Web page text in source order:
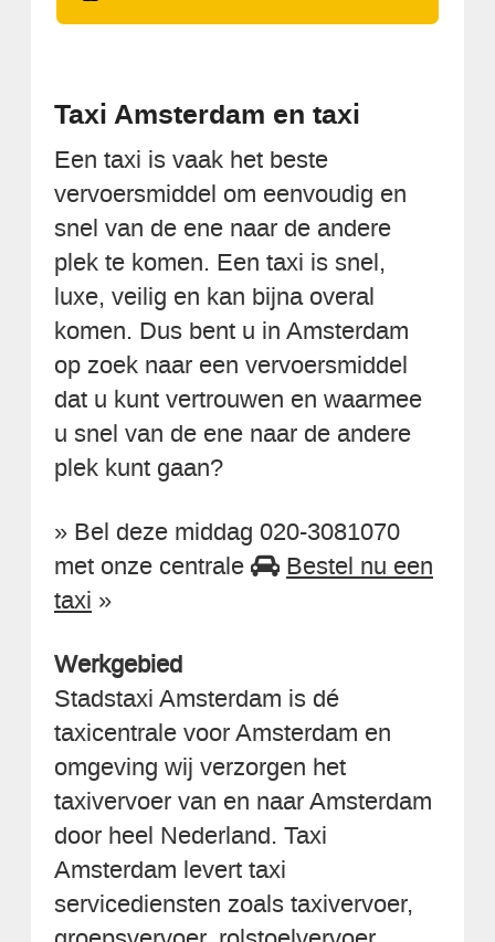
Taxi Amsterdam en taxi
Een taxi is vaak het beste
vervoersmiddel om eenvoudig en
snel van de ene naar de andere
plek te komen. Een taxi is snel,
luxe, veilig en kan bijna overal
komen. Dus bent u in Amsterdam
op zoek naar een vervoersmiddel
dat u kunt vertrouwen en waarmee
u snel van de ene naar de andere
plek kunt gaan?
» Bel deze middag 020-3081070
met onze centrale
Bestel nu een
taxi »
Werkgebied
Stadstaxi Amsterdam is dé
taxicentrale voor Amsterdam en
omgeving wij verzorgen het
taxivervoer van en naar Amsterdam
door heel Nederland. Taxi
Amsterdam levert taxi
servicediensten zoals taxivervoer,